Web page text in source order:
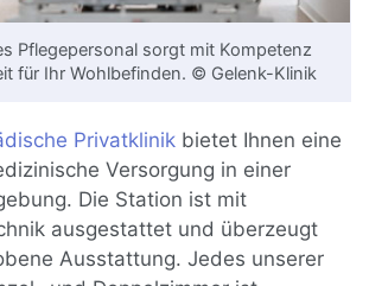
Pflegepersonal sorgt mit Kompetenz
für Ihr Wohlbefinden. © Gelenk-Klinik
Privatklinik bietet Ihnen eine
Versorgung in einer
Die Station ist mit
ausgestattet und überzeugt
Ausstattung. Jedes unserer